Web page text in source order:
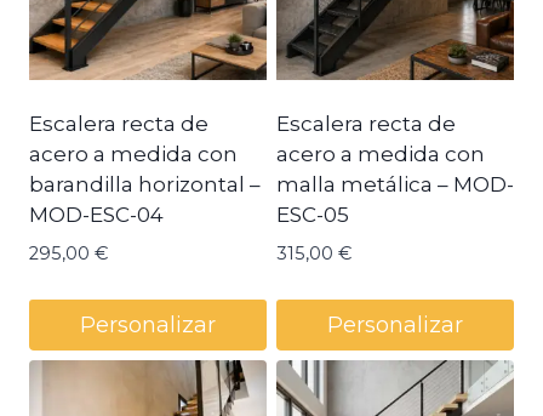
Escalera recta de
acero a medida con
barandilla horizontal –
MOD-ESC-04
295,00 €
Personalizar
Escalera recta de
acero a medida con
malla metálica – MOD-
ESC-05
315,00 €
Personalizar